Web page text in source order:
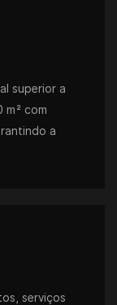
superior a
m² com
a
serviços